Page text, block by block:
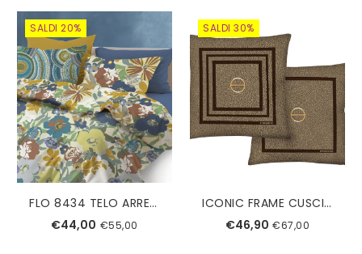
SALDI 20%
FLO 8434 TELO ARREDO 180 TAG HOUSE
€44,00 €55,00
SALDI 30%
ICONIC FRAME CUSCINO ARREDO BORBONESE 43*43
€46,90 €67,00